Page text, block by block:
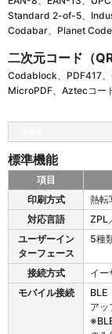
Standard 2-of-5、
Codabar、Planet Code
二次元コード（
Codablock、PDF417
MicroPDF、Aztecコー
標準機能
D
の
標
項目
印刷方式
熱転
対応言語
ZPL
ユーザーイン
ターフェース
5種
接続方式
イ
モバイル接続
BLE
アッ